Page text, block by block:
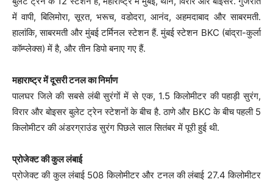
में वापी, बिलिमोरा, सूरत, भरूच, वडोदरा, आनंद, अहमदाबाद और साबरमती.
हालांकि, साबरमती और मुंबई टर्मिनल स्टेशन हैं. मुंबई स्टेशन BKC (बांद्रा-कुर्ला
कॉम्प्लेक्स) में है, और तीन डिपो बनाए गए हैं.
महाराष्ट्र में दूसरी टनल का निर्माण
पालघर जिले की सबसे लंबी सुरंगों में से एक, 1.5 किलोमीटर की पहाड़ी सुरंग,
विरार और बोइसर बुलेट ट्रेन स्टेशनों के बीच है. ठाणे और BKC के बीच पहली 5
किलोमीटर की अंडरग्राउंड सुरंग पिछले साल सितंबर में पूरी हुई थी.
प्रोजेक्ट की कुल लंबाई
प्रोजेक्ट की कुल लंबाई 508 किलोमीटर और टनल की लंबाई 27.4 किलोमीटर